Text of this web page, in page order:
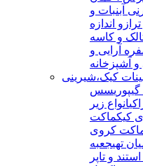
نی آبنبات و
اندازه
الک و کاسه
آرایی و
و آشپزخانه
کیک،شیرینی
سس
انواع زیر
کیکماکت
کروی
تهیجعبه
و تاپر